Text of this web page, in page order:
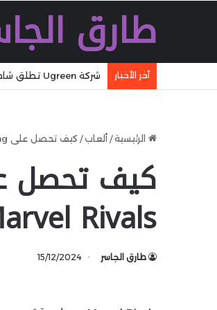
طارق
آخر الأخبار شركة Ugreen تطلق شاحنا سريعا جديدا بقدرة 160 W بتقنية GaN مع تقنية WiFi وكابل مدمج وشاشة
الرئيسية/ ألعاب/ كيف تحصل على Ping أفضل في لعبة Marvel Rivals
Rivals
طارق الجاسر 15/12/2024